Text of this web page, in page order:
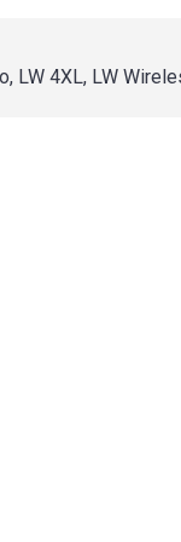
LW 4XL, LW